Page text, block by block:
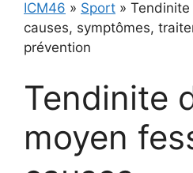
ICM46 » Sport »
causes, symptômes,
prévention
Tendinite
moyen